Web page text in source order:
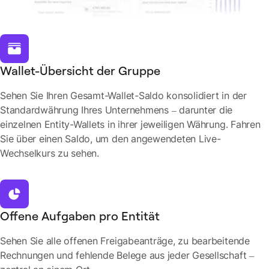
Wallet-Übersicht der Gruppe
Sehen Sie Ihren Gesamt-Wallet-Saldo konsolidiert in der
Standardwährung Ihres Unternehmens – darunter die
einzelnen Entity-Wallets in ihrer jeweiligen Währung. Fahren
Sie über einen Saldo, um den angewendeten Live-
Wechselkurs zu sehen.
Offene Aufgaben pro Entität
Sehen Sie alle offenen Freigabeanträge, zu bearbeitende
Rechnungen und fehlende Belege aus jeder Gesellschaft –